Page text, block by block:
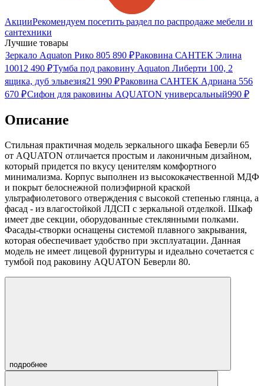
АкцииРекомендуем посетить раздел по распродаже мебели и
сантехники
Лучшие товары
Зеркало Aquaton Рико 805 890 ₽Раковина САНТЕК Элина
10012 490 ₽Тумба под раковину Aquaton Либерти 100, 2
ящика, дуб эльвезия21 990 ₽Раковина САНТЕК Адриана 556
670 ₽Сифон для раковины AQUATON универсальный990 ₽
Описание
Стильная практичная модель зеркального шкафа Беверли 65
от AQUATON отличается простым и лаконичным дизайном,
который придется по вкусу ценителям комфортного
минимализма. Корпус выполнен из высококачественной МДФ
и покрыт белоснежной полиэфирной краской
ультрафиолетового отверждения с высокой степенью глянца, а
фасад - из влагостойкой ЛДСП с зеркальной отделкой. Шкаф
имеет две секции, оборудованные стеклянными полками.
Фасады-створки оснащены системой плавного закрывания,
которая обеспечивает удобство при эксплуатации. Данная
модель не имеет лицевой фурнитуры и идеально сочетается с
тумбой под раковину AQUATON Беверли 80.
подробнее